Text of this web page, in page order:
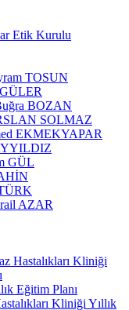
Etik Kurulu
TOSUN
BOZAN
SOLMAZ
EKMEKYAPAR
GÜL
AZAR
Hastalıkları Kliniği
Eğitim Planı
Kliniği Yıllık